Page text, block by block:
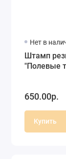
Нет в
Штамп
"Полевые
650.00р.
Купить